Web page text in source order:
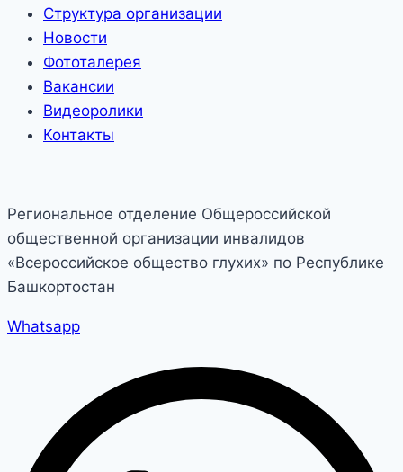
Структура организации
Новости
Фототалерея
Вакансии
Видеоролики
Контакты
Региональное отделение Общероссийской
общественной организации инвалидов
«Всероссийское общество глухих» по Республике
Башкортостан
Whatsapp